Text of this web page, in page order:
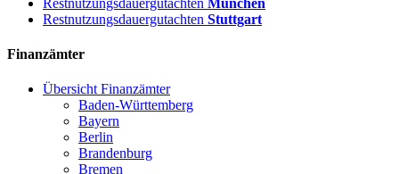
Restnutzungsdauergutachten Stuttgart
Finanzämter
Übersicht Finanzämter
Baden-Württemberg
Bayern
Berlin
Brandenburg
Bremen